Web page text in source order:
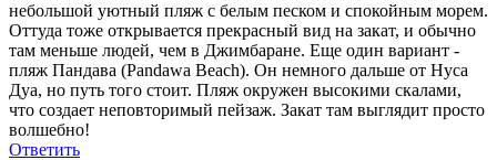
небольшой уютный пляж с белым песком и спокойным морем.
Оттуда тоже открывается прекрасный вид на закат, и обычно
там меньше людей, чем в Джимбаране. Еще один вариант -
пляж Пандава (Pandawa Beach). Он немного дальше от Нуса
Дуа, но путь того стоит. Пляж окружен высокими скалами,
что создает неповторимый пейзаж. Закат там выглядит просто
волшебно!
Ответить